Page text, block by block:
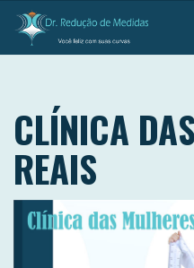
CLÍNICA
REAIS